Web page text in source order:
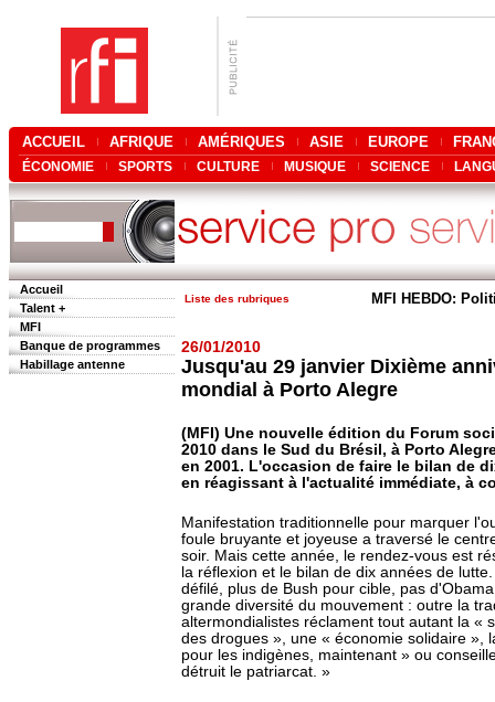
ACCUEIL AFRIQUE AMÉRIQUES ASIE EUROPE
ÉCONOMIE SPORTS CULTURE MUSIQUE SCIENCE
Accueil
Talent +
MFI
Banque de programmes
Habillage antenne
Liste des rubriques MFI HEBDO:
26/01/2010
Jusqu'au 29 janvier Dixième
mondial à Porto Alegre
(MFI) Une nouvelle édition du Forum
2010 dans le Sud du Brésil, à Porto
en 2001. L'occasion de faire le bilan de
en réagissant à l'actualité immédiate, à
Manifestation traditionnelle pour marquer
foule bruyante et joyeuse a traversé le
soir. Mais cette année, le rendez-vous est
la réflexion et le bilan de dix années de
défilé, plus de Bush pour cible, pas
grande diversité du mouvement : outre la
altermondialistes réclament tout autant la «
des drogues », une « économie solidaire »,
pour les indigènes, maintenant » ou
détruit le patriarcat. »